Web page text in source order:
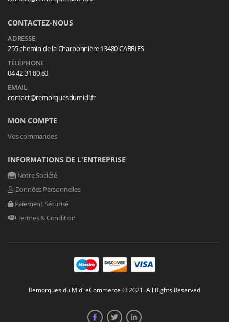
CONTACTEZ-NOUS
ADRESSE
255 chemin de la Charbonnière 13480 CABRIES
TÉLÉPHONE
04 42 31 80 80
EMAIL
contact@remorquesdumidi.fr
MON COMPTE
Vos commandes
INFORMATIONS DE L'ENTREPRISE
Notre Société
Données Personnelles
Paiement Sécurisé
Termes & Condition
Remorques du Midi eCommerce © 2021. All Rights Reserved